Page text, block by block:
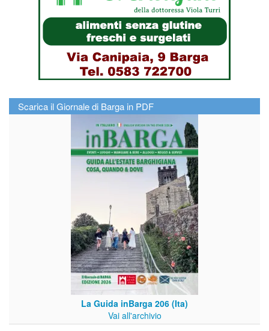
Scarica il Giornale di Barga in PDF
La Guida inBarga 206 (Ita)
Vai all'archivio